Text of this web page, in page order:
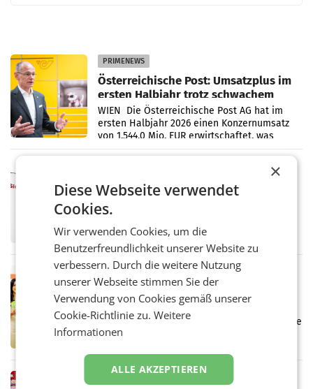
PRIMENEWS
Österreichische Post: Umsatzplus im
ersten Halbjahr trotz schwachem
Briefgeschäft
WIEN Die Österreichische Post AG hat im
ersten Halbjahr 2026 einen Konzernumsatz
von 1.544,0 Mio. EUR erwirtschaftet, was
einem Plus von 3,8 Prozent gegenüber dem
ProSiebenSat.1 spart und macht
überraschend viel Gewinn
UNTERFÖHRING/MAILAND/AMSTERDAM. Der
Frühjahr dank Kostensenkungen operativ
wieder Gewinn gemacht und die
Markterwartung deutlich übertroffen.
RETAIL
Eine Bühne für Zirkularität: ARA und
Müller informieren am POS über
Kreislauffähigkeit
Über den gesamten August hinweg rücken die
Altstoff Recycling Austria AG (ARA) und der
„Kreislauf-Helden“ in allen österreichischen
Müller-Filialen
×
Diese Webseite verwendet
Cookies.
Wir verwenden Cookies, um die
Benutzerfreundlichkeit unserer Website zu
verbessern. Durch die weitere Nutzung
unserer Webseite stimmen Sie der
Verwendung von Cookies gemäß unserer
Cookie-Richtlinie zu.Weitere
Informationen
ALLE AKZEPTIEREN